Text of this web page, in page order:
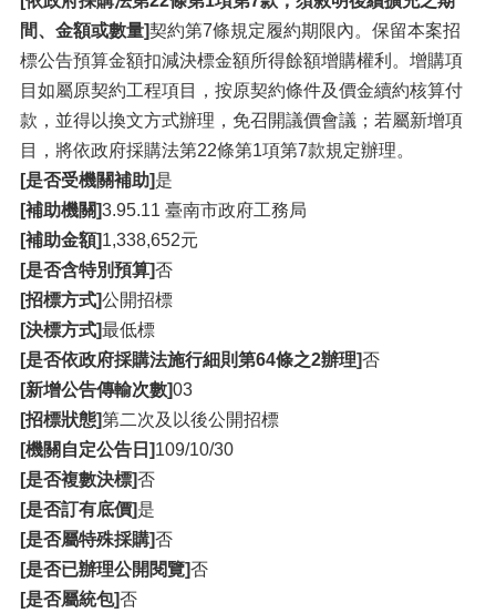
間、金額或數量]契約第7條規定履約期限內。保留本案招
標公告預算金額扣減決標金額所得餘額增購權利。增購項
目如屬原契約工程項目，按原契約條件及價金續約核算付
款，並得以換文方式辦理，免召開議價會議；若屬新增項
目，將依政府採購法第22條第1項第7款規定辦理。
[是否受機關補助]是
[補助機關]3.95.11 臺南市政府工務局
[補助金額]1,338,652元
[是否含特別預算]否
[招標方式]公開招標
[決標方式]最低標
[是否依政府採購法施行細則第64條之2辦理]否
[新增公告傳輸次數]03
[招標狀態]第二次及以後公開招標
[機關自定公告日]109/10/30
[是否複數決標]否
[是否訂有底價]是
[是否屬特殊採購]否
[是否已辦理公開閱覽]否
[是否屬統包]否